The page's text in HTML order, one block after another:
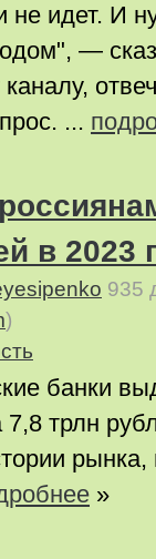
не идет. И
—
...
в 2023
935
)
банки
трлн
»